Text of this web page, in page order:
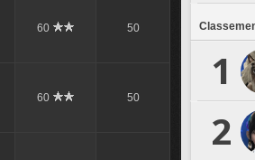
60 50
60 50
1
2